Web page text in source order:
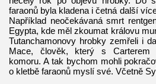
faraonů byla kladena i četná další
Například neočekávaná smrt
Egypta, kde měl zkoumat královu
Tutanchamonovy hrobky zemřeli i
Mace, člověk, který s Carterem
komoru. A tak bychom mohli
o kletbě faraonů myslí své. Včetně